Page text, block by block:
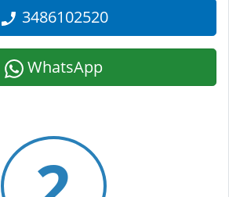
3486102520
WhatsApp